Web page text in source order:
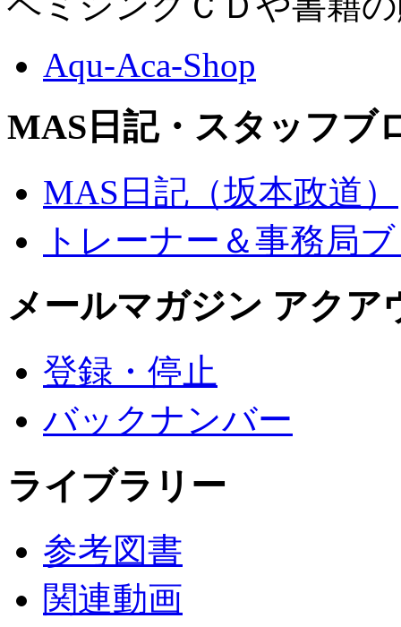
Aqu-Aca-Shop
MAS日記・スタッフブ
MAS日記（坂本政道）
トレーナー＆事務局
メールマガジン アクア
登録・停止
バックナンバー
ライブラリー
参考図書
関連動画